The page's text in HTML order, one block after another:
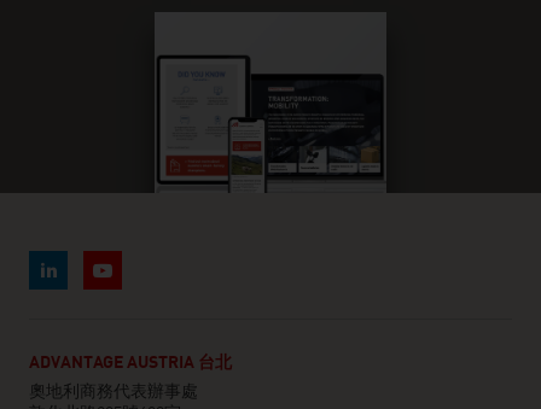
ADVANTAGE AUSTRIA 台北
奧地利商務代表辦事處